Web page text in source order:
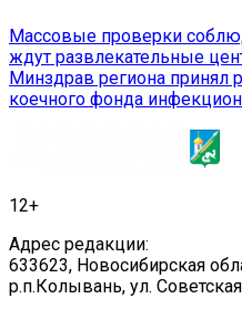
Навигация
по
записям
Массовые проверки
ждут развлекательные
Минздрав региона принял
коечного фонда
12+
Адрес редакции:
633623, Новосибирская
р.п.Колывань, ул.